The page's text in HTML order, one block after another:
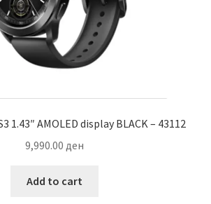
product
page
1.43″ AMOLED display BLACK – 43112
9,990.00 ден
Add to cart